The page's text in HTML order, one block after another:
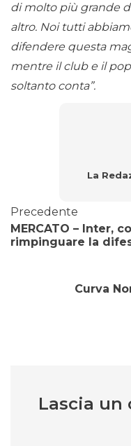
di molto più grande
altro. Noi tutti
difendere questa
mentre il club e il
soltanto conta”.
La
Precedente
MERCATO – Inter,
rimpinguare la
Curva
Lascia un